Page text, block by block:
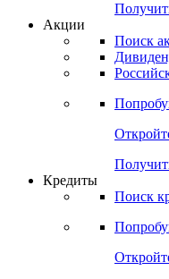
Акции
Поиск
Кредиты
Поиск